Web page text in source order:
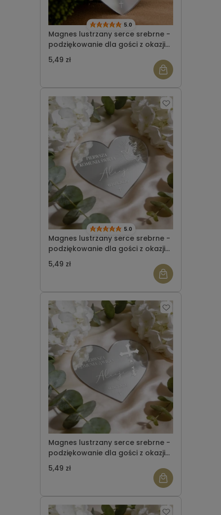
Magnes lustrzany serce srebrne -
podziękowanie dla gości z okazji
Komunii Świętej wzór 7
5.0
5,49 zł
Magnes lustrzany serce srebrne -
podziękowanie dla gości z okazji
Komunii Świętej wzór 8
5.0
5,49 zł
Magnes lustrzany serce srebrne -
podziękowanie dla gości z okazji
Komunii Świętej wzór 9
5,49 zł